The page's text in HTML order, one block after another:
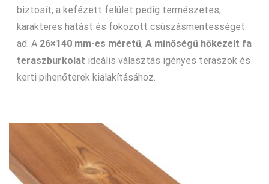
biztosít, a kefézett felület pedig természetes,
karakteres hatást és fokozott csúszásmentességet
ad. A 26×140 mm-es méretű, A minőségű hőkezelt fa
teraszburkolat ideális választás igényes teraszok és
kerti pihenőterek kialakításához.